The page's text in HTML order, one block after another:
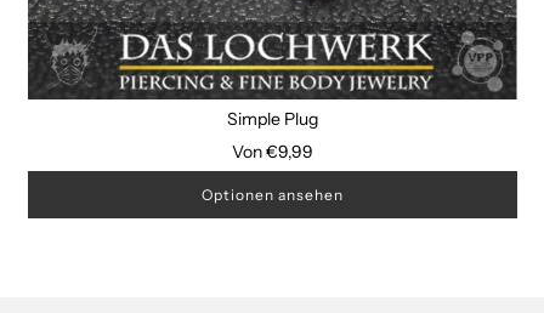
Simple Plug
Von€9,99
Optionen ansehen